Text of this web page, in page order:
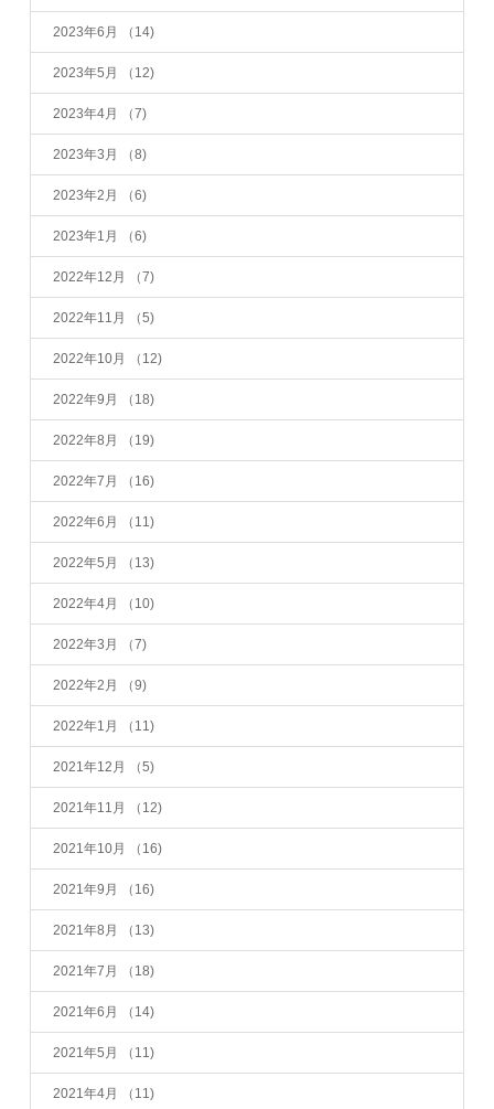
2023年6月 （14)
2023年5月 （12)
2023年4月 （7)
2023年3月 （8)
2023年2月 （6)
2023年1月 （6)
2022年12月 （7)
2022年11月 （5)
2022年10月 （12)
2022年9月 （18)
2022年8月 （19)
2022年7月 （16)
2022年6月 （11)
2022年5月 （13)
2022年4月 （10)
2022年3月 （7)
2022年2月 （9)
2022年1月 （11)
2021年12月 （5)
2021年11月 （12)
2021年10月 （16)
2021年9月 （16)
2021年8月 （13)
2021年7月 （18)
2021年6月 （14)
2021年5月 （11)
2021年4月 （11)